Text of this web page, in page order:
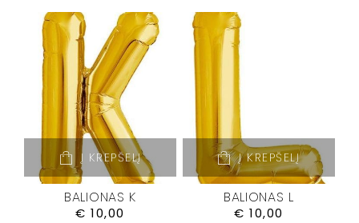
Į KREPŠELĮ
BALIONAS K
€ 10,00
Į KREPŠELĮ
BALIONAS L
€ 10,00